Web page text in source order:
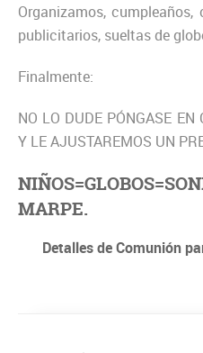
Organizamos,
publicitarios, sueltas de
Finalmente:
NO LO DUDE PÓNGASE EN
Y LE AJUSTAREMOS UN
MARPE.
Detalles de Comunión